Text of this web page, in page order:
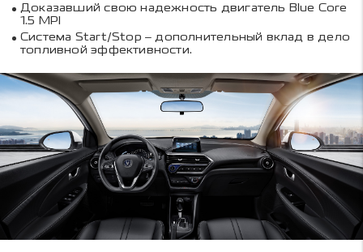
Доказавший свою надежность двигатель Blue Core
1.5 MPI
Система Start/Stop – дополнительный вклад в дело
топливной эффективности.